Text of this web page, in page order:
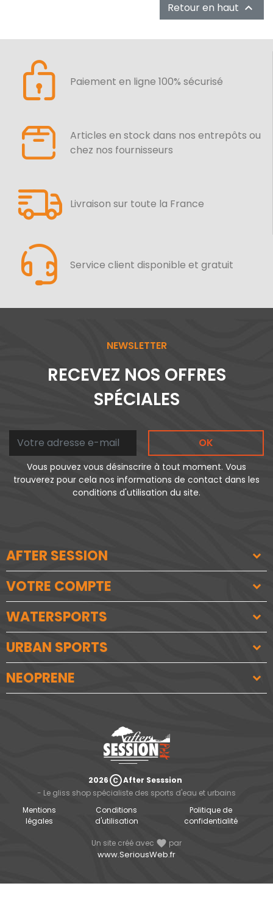
Retour en haut 
Paiement en ligne 100% sécurisé
Articles en stock dans nos entrepôts ou
chez nos fournisseurs
Livraison sur toute la France
Service client disponible et gratuit
NEWSLETTER
RECEVEZ NOS OFFRES
SPÉCIALES
OK
Vous pouvez vous désinscrire à tout moment. Vous
trouverez pour cela nos informations de contact dans les
conditions d'utilisation du site.
AFTER SESSION
VOTRE COMPTE
WATERSPORTS
URBAN SPORTS
NEOPRENE
2026copyrightAfter Sesssion
- Le gliss shop spécialiste des sports d'eau et urbains
Mentions
légales
Conditions
d'utilisation
Politique de
confidentialité
Un site créé avec favorite par
www.SeriousWeb.fr